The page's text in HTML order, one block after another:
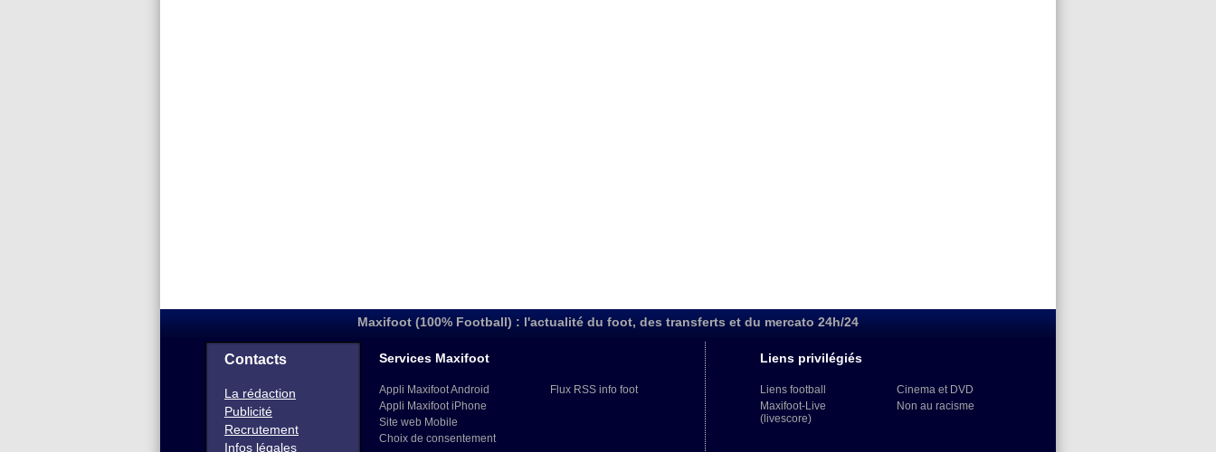
Maxifoot (100% Football) : l'actualité du foot, des transferts et du mercato 24h/24
Contacts
La rédaction
Publicité
Recrutement
Infos légales
Services Maxifoot
Appli Maxifoot Android
Appli Maxifoot iPhone
Site web Mobile
Choix de consentement
Flux RSS info foot
Liens privilégiés
Liens football
Maxifoot-Live
(livescore)
Cinema et DVD
Non au racisme